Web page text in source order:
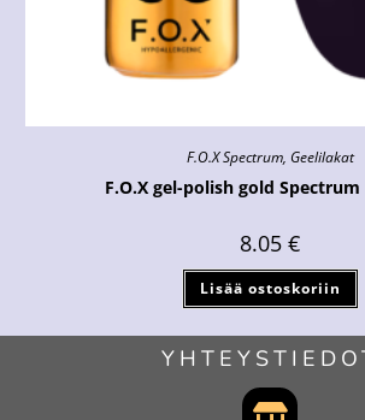
F.O.X Spectrum, Geelilakat
F.O.X gel-polish gold
8.05 €
Lisää ostoskoriin